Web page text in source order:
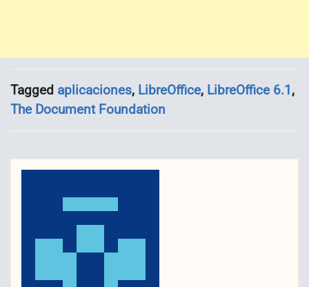
Tagged aplicaciones, LibreOffice, LibreOffice 6.1 ,
The Document Foundation